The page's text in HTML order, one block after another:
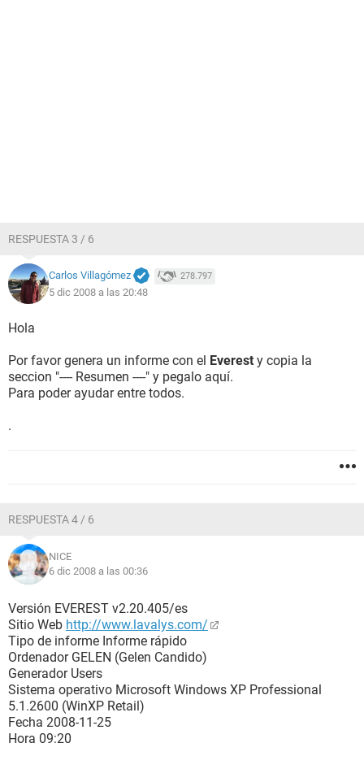
RESPUESTA 3 / 6
Carlos Villagómez 278.797
5 dic 2008 a las 20:48
Hola
Por favor genera un informe con el Everest y copia la
seccion "---- Resumen ----" y pegalo aquí.
Para poder ayudar entre todos.
.
RESPUESTA 4 / 6
NICE
6 dic 2008 a las 00:36
Versión EVEREST v2.20.405/es
Sitio Web http://www.lavalys.com/
Tipo de informe Informe rápido
Ordenador GELEN (Gelen Candido)
Generador Users
Sistema operativo Microsoft Windows XP Professional
5.1.2600 (WinXP Retail)
Fecha 2008-11-25
Hora 09:20